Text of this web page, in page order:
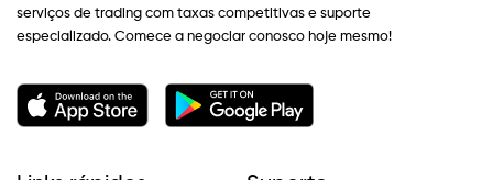
serviços de trading com taxas competitivas e suporte
especializado. Comece a negociar conosco hoje mesmo!